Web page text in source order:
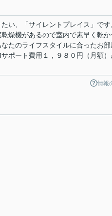
い、「サイレントプレイス」です
燥機があるので室内で素早く乾か
たのライフスタイルに合ったお部
ポート費用１，９８０円（月額）
情報